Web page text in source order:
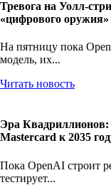
Тревога на Уолл-
«цифрового
На пятницу пока
модель, их...
Читать новость
Эра Квадриллионов:
Mastercard к 2035
Пока OpenAI строит
тестирует...